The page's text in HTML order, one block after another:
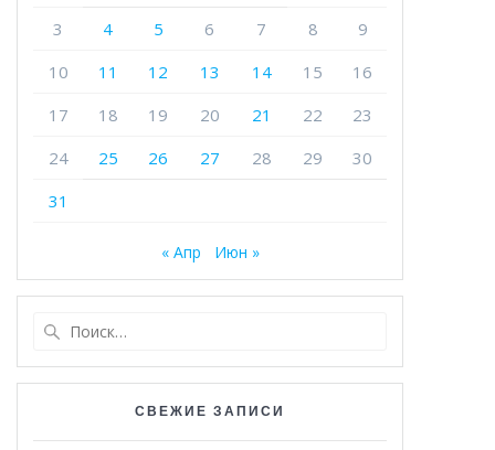
3
4 5 6 7 8
9
10
11 12 13 14 15
16
17
18 19 20 21 22
23
24
25 26 27 28 29
30
31
« Апр Июн »
СВЕЖИЕ ЗАПИСИ